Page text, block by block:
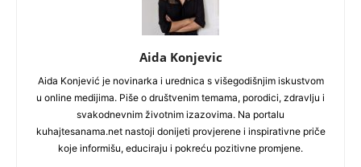
Aida Konjevic
Aida Konjević je novinarka i urednica s višegodišnjim iskustvom
u online medijima. Piše o društvenim temama, porodici, zdravlju i
svakodnevnim životnim izazovima. Na portalu
kuhajtesanama.net nastoji donijeti provjerene i inspirativne priče
koje informišu, educiraju i pokreću pozitivne promjene.